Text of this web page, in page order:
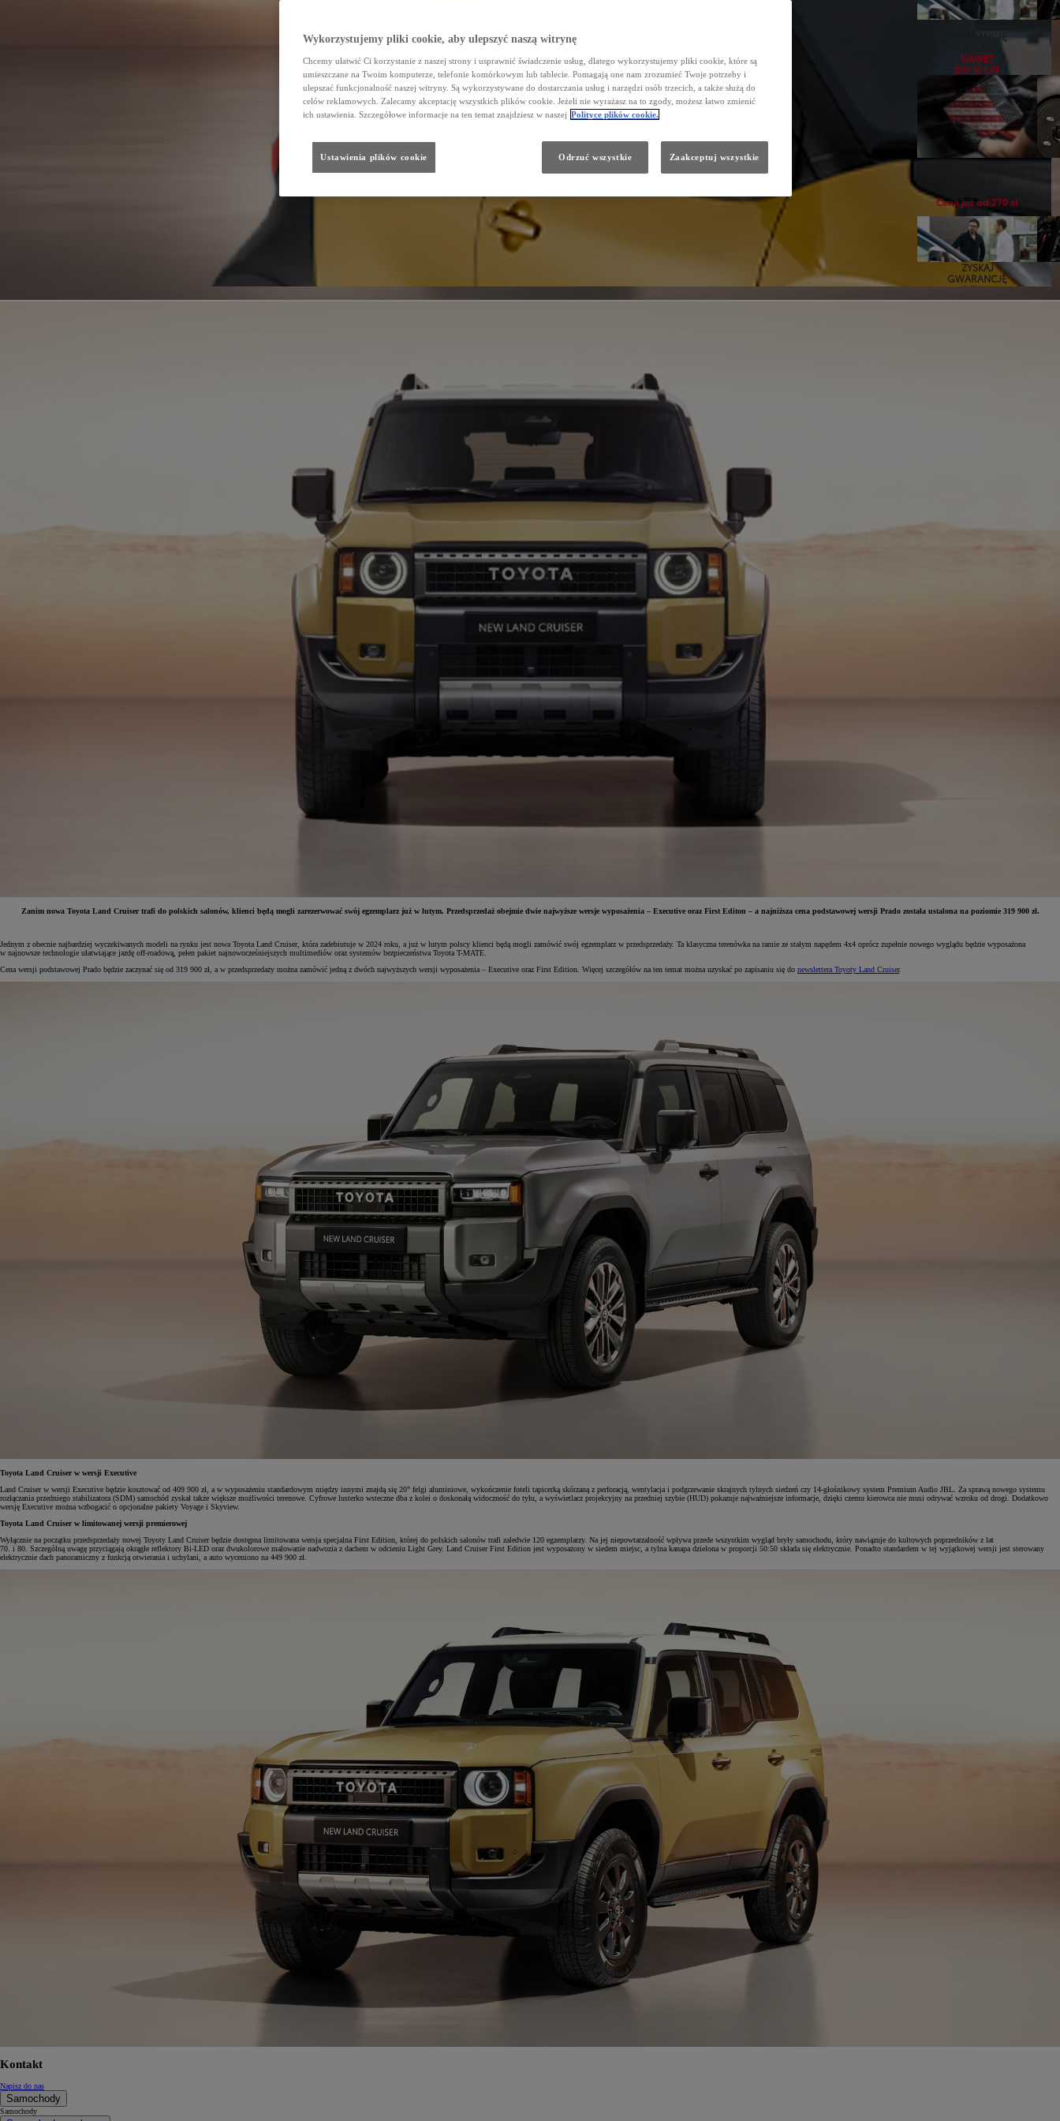
Od81 900 zł
Yaris Cross
GWARANCJĘ
NAWET
DO 10 LAT
Cena już od 270 zł
ZYSKAJ
GWARANCJĘ
RELAX
NAWET
RELAX
Zanim nowa Toyota Land Cruiser trafi do polskich salonów, klienci będą mogli zarezerwować swój egzemplarz już w lutym. Przedsprzedaż obejmie dwie najwyższe wersje wyposażenia – Executive oraz First Editon – a najniższa cena podstawowej wersji Prado została ustalona na poziomie 319 900 zł.
Jednym z obecnie najbardziej wyczekiwanych modeli na rynku jest nowa Toyota Land Cruiser, która zadebiutuje w 2024 roku, a już w lutym polscy klienci będą mogli zamówić swój egzemplarz w przedsprzedaży. Ta klasyczna terenówka na ramie ze stałym napędem 4x4 oprócz zupełnie nowego wyglądu będzie wyposażona
w najnowsze technologie ułatwiające jazdę off-roadową, pełen pakiet najnowocześniejszych multimediów oraz systemów bezpieczeństwa Toyota T-MATE.
Cena wersji podstawowej Prado będzie zaczynać się od 319 900 zł, a w przedsprzedaży można zamówić jedną z dwóch najwyższych wersji wyposażenia – Executive oraz First Edition. Więcej szczegółów na ten temat można uzyskać po zapisaniu się do newslettera Toyoty Land Cruiser.
Toyota Land Cruiser w wersji Executive
Land Cruiser w wersji Executive będzie kosztować od 409 900 zł, a w wyposażeniu standardowym między innymi znajdą się 20" felgi aluminiowe, wykończenie foteli tapicerką skórzaną z perforacją, wentylacja i podgrzewanie skrajnych tylnych siedzeń czy 14-głośnikowy system Premium Audio JBL. Za sprawą nowego systemu
rozłączania przedniego stabilizatora (SDM) samochód zyskał także większe możliwości terenowe. Cyfrowe lusterko wsteczne dba z kolei o doskonałą widoczność do tyłu, a wyświetlacz projekcyjny na przedniej szybie (HUD) pokazuje najważniejsze informacje, dzięki czemu kierowca nie musi odrywać wzroku od drogi. Dodatkowo
wersję Executive można wzbogacić o opcjonalne pakiety Voyage i Skyview.
Toyota Land Cruiser w limitowanej wersji premierowej
Wyłącznie na początku przedsprzedaży nowej Toyoty Land Cruiser będzie dostępna limitowana wersja specjalna First Edition, której do polskich salonów trafi zaledwie 120 egzemplarzy. Na jej niepowtarzalność wpływa przede wszystkim wygląd bryły samochodu, który nawiązuje do kultowych poprzedników z lat
70. i 80. Szczególną uwagę przyciągają okrągłe reflektory Bi-LED oraz dwukolorowe malowanie nadwozia z dachem w odcieniu Light Grey. Land Cruiser First Edition jest wyposażony w siedem miejsc, a tylna kanapa dzielona w proporcji 50:50 składa się elektrycznie. Ponadto standardem w tej wyjątkowej wersji jest sterowany
elektrycznie dach panoramiczny z funkcją otwierania i uchylani, a auto wyceniono na 449 900 zł.
Kontakt
Napisz do nas
Samochody
Samochody
Wykorzystujemy pliki cookie, aby ulepszyć naszą witrynę
Chcemy ułatwić Ci korzystanie z naszej strony i usprawnić świadczenie usług, dlatego wykorzystujemy pliki cookie, które są
umieszczane na Twoim komputerze, telefonie komórkowym lub tablecie. Pomagają one nam zrozumieć Twoje potrzeby i
ulepszać funkcjonalność naszej witryny. Są wykorzystywane do dostarczania usług i narzędzi osób trzecich, a także służą do
celów reklamowych. Zalecamy akceptację wszystkich plików cookie. Jeżeli nie wyrażasz na to zgody, możesz łatwo zmienić
ich ustawienia. Szczegółowe informacje na ten temat znajdziesz w naszej Polityce plików cookie.
Odrzuć wszystkie Zaakceptuj wszystkie
Ustawienia plików cookie